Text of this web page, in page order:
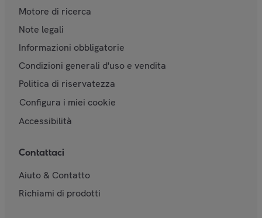
Motore di ricerca
Note legali
Informazioni obbligatorie
Condizioni generali d'uso e vendita
Politica di riservatezza
Configura i miei cookie
Accessibilità
Contattaci
Aiuto & Contatto
Richiami di prodotti